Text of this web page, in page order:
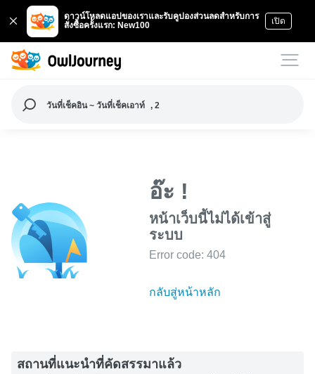
ดาวน์โหลดแอปของเราและรับคูปองส่วนลดสำหรับการ
สั่งซื้อครั้งแรก: New100
เปิด
วันที่เช็คอิน ~ วันที่เช็คเอาท์ , 2
อ๊ะ !
หน้าเว็บนี้ไม่ได้เข้าสู่
ระบบ
Error code: 404
กลับสู่หน้าหลัก
สถานที่แนะนำที่คัดสรรมาแล้ว